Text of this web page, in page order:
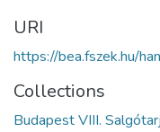
URI
https://bea.fszek.hu/
Collections
Budapest VIII.